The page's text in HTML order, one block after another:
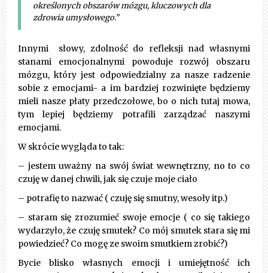
określonych obszarów mózgu, kluczowych dla
zdrowia umysłowego.”
Innymi słowy, zdolność do refleksji nad własnymi
stanami emocjonalnymi powoduje rozwój obszaru
mózgu, który jest odpowiedzialny za nasze radzenie
sobie z emocjami- a im bardziej rozwinięte będziemy
mieli nasze płaty przedczołowe, bo o nich tutaj mowa,
tym lepiej będziemy potrafili zarządzać naszymi
emocjami.
W skrócie wygląda to tak:
– jestem uważny na swój świat wewnętrzny, no to co
czuję w danej chwili, jak się czuje moje ciało
– potrafię to nazwać ( czuję się smutny, wesoły itp.)
– staram się zrozumieć swoje emocje ( co się takiego
wydarzyło, że czuję smutek? Co mój smutek stara się mi
powiedzieć? Co mogę ze swoim smutkiem zrobić?)
Bycie blisko własnych emocji i umiejętność ich